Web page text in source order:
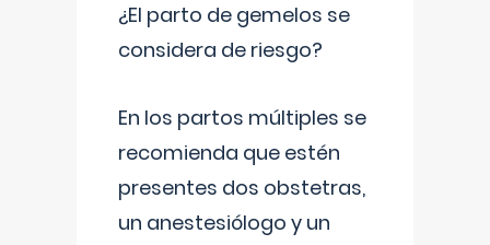
¿El parto de gemelos se
considera de riesgo?
En los partos múltiples se
recomienda que estén
presentes dos obstetras,
un anestesiólogo y un